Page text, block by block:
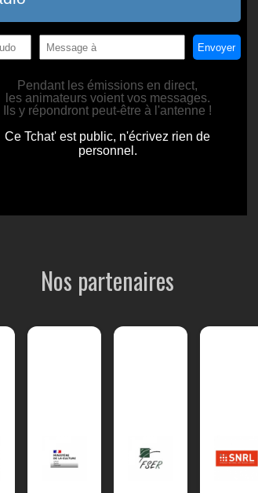
Nos partenaires